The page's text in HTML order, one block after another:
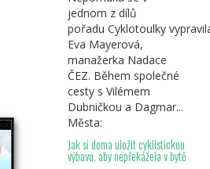
jednom z dílů
pořadu Cyklotoulky
Eva Mayerová,
manažerka Nadace
ČEZ. Během společné
cesty s Vilémem
Dubničkou a Dagmar...
Města:
Jak si doma uložit cyklistickou
výbavu, aby nepřekážela v bytě